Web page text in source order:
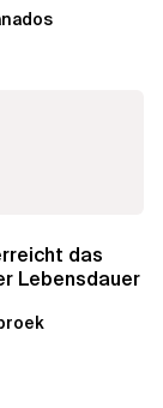
das
Lebensdauer